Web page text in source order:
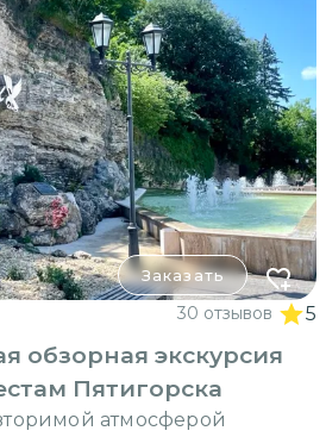
Заказать
30 отзывов 5
обзорная экскурсия
Пятигорска
атмосферой